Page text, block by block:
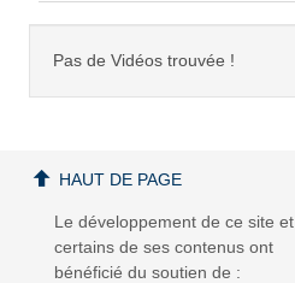
Pas de Vidéos trouvée !
Le développement de ce site et
certains de ses contenus ont
bénéficié du soutien de :
HAUT DE PAGE